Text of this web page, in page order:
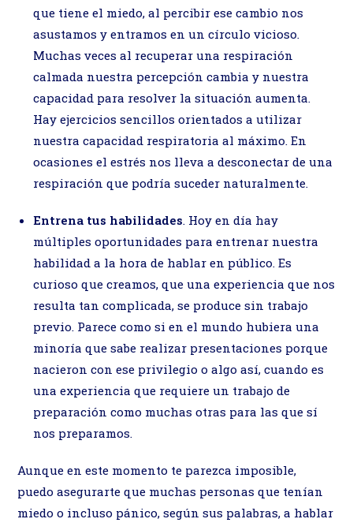
que tiene el miedo, al percibir ese cambio nos
asustamos y entramos en un círculo vicioso.
Muchas veces al recuperar una respiración
calmada nuestra percepción cambia y nuestra
capacidad para resolver la situación aumenta.
Hay ejercicios sencillos orientados a utilizar
nuestra capacidad respiratoria al máximo. En
ocasiones el estrés nos lleva a desconectar de una
respiración que podría suceder naturalmente.
Entrena tus habilidades. Hoy en día hay
múltiples oportunidades para entrenar nuestra
habilidad a la hora de hablar en público. Es
curioso que creamos, que una experiencia que nos
resulta tan complicada, se produce sin trabajo
previo. Parece como si en el mundo hubiera una
minoría que sabe realizar presentaciones porque
nacieron con ese privilegio o algo así, cuando es
una experiencia que requiere un trabajo de
preparación como muchas otras para las que sí
nos preparamos.
Aunque en este momento te parezca imposible,
puedo asegurarte que muchas personas que tenían
miedo o incluso pánico, según sus palabras, a hablar